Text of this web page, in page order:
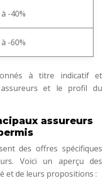
-40%
-60%
à titre indicatif et
et le profil du
assureurs
des offres spécifiques
Voici un aperçu des
et de leurs propositions :